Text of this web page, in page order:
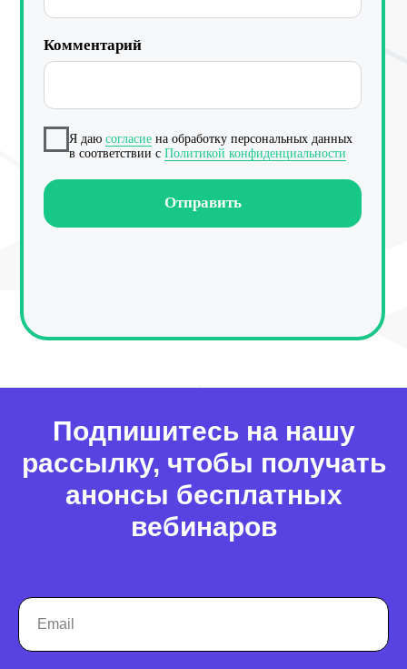
Подпишитесь на нашу
рассылку, чтобы получать
анонсы бесплатных
вебинаров
Работа с данными
Контроль изменения данных
SEO-контроль
Работа с отзывами
Анализ конкурентов
Реклама на картах